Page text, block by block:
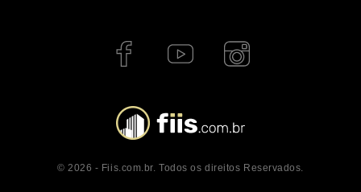
© 2026 - Fiis.com.br. Todos os direitos Reservados.